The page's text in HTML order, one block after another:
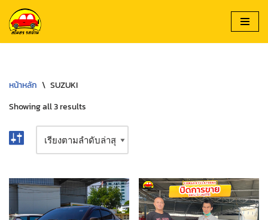
Skip
to
หน้าหลัก \ SUZUKI
Showing all 3 results